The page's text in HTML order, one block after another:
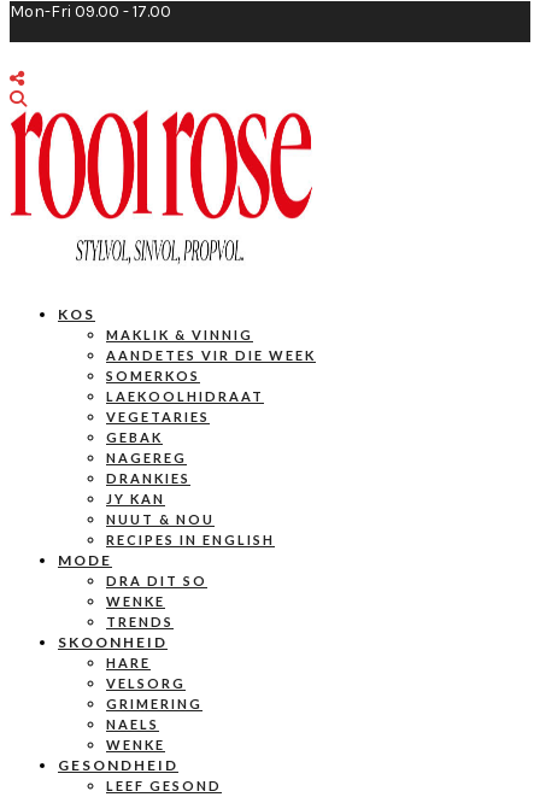
Mon-Fri 09.00 - 17.00
KOS
MAKLIK & VINNIG
AANDETES VIR DIE WEEK
SOMERKOS
LAEKOOLHIDRAAT
VEGETARIES
GEBAK
NAGEREG
DRANKIES
JY KAN
NUUT & NOU
RECIPES IN ENGLISH
MODE
DRA DIT SO
WENKE
TRENDS
SKOONHEID
HARE
VELSORG
GRIMERING
NAELS
WENKE
GESONDHEID
LEEF GESOND